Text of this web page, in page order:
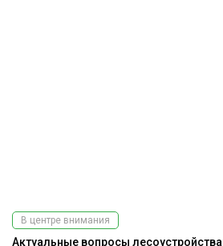
В центре внимания
Актуальные вопросы